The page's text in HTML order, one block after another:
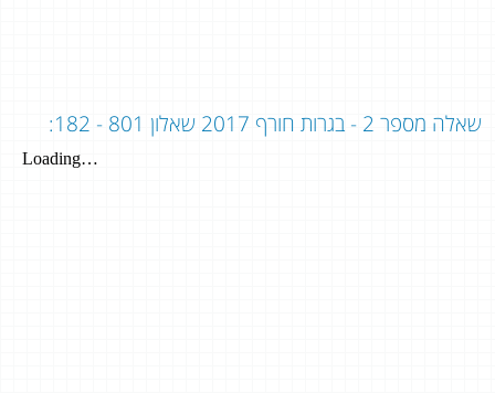
שאלה מספר 2 - בגרות חורף 2017 שאלון 801 - 182: